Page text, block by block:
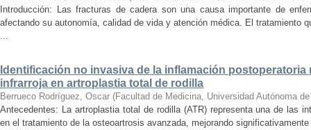
Introducción: Las fracturas de cadera son una causa importante de
afectando su autonomía, calidad de vida y atención médica. El tratamiento
...
Identificación no invasiva de la inflamación postoperatoria
infrarroja en artroplastia total de rodilla
Berrueco Rodríguez, Oscar (Facultad de Medicina, Universidad Autónoma
Antecedentes: La artroplastia total de rodilla (ATR) representa una de las
en el tratamiento de la osteoartrosis avanzada, mejorando